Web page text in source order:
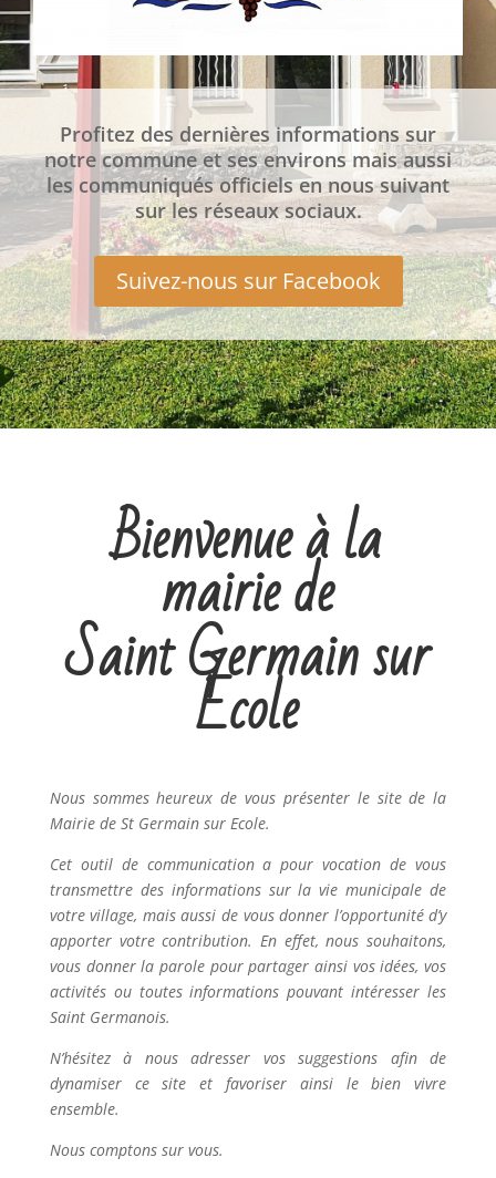
Profitez des dernières informations sur
notre commune et ses environs mais aussi
les communiqués officiels en nous suivant
sur les réseaux sociaux.
Suivez-nous sur Facebook
Bienvenue à la
mairie de
Saint Germain sur
Ecole
Nous sommes heureux de vous présenter le site de la
Mairie de St Germain sur Ecole.
Cet outil de communication a pour vocation de vous
transmettre des informations sur la vie municipale de
votre village, mais aussi de vous donner l’opportunité d’y
apporter votre contribution. En effet, nous souhaitons,
vous donner la parole pour partager ainsi vos idées, vos
activités ou toutes informations pouvant intéresser les
Saint Germanois.
N’hésitez à nous adresser vos suggestions afin de
dynamiser ce site et favoriser ainsi le bien vivre
ensemble.
Nous comptons sur vous.